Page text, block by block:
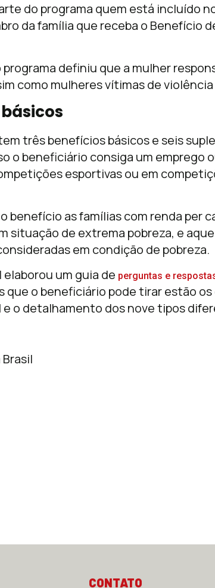
do programa quem está incluído
da família que receba o Benefício
programa definiu que a mulher
como mulheres vítimas de
três benefícios básicos e seis
o beneficiário consiga um emprego
esportivas ou em
benefício as famílias com renda per
situação de extrema pobreza, e
em condição de pobreza.
elaborou um guia de perguntas e
que o beneficiário pode tirar estão
e o detalhamento dos nove tipos
CONTATO